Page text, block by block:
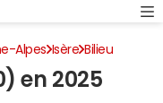
Alpes Isère Bilieu
en 2025